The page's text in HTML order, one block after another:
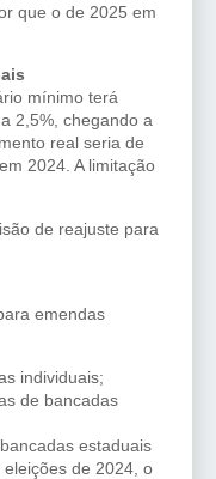
que o de 2025 em
mínimo terá
2,5%, chegando a
real seria de
2024. A limitação
de reajuste para
emendas
individuais;
de bancadas
estaduais
de 2024, o